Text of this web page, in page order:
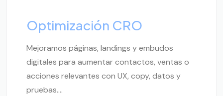
Optimización CRO
Mejoramos páginas, landings y embudos
digitales para aumentar contactos, ventas o
acciones relevantes con UX, copy, datos y
pruebas....